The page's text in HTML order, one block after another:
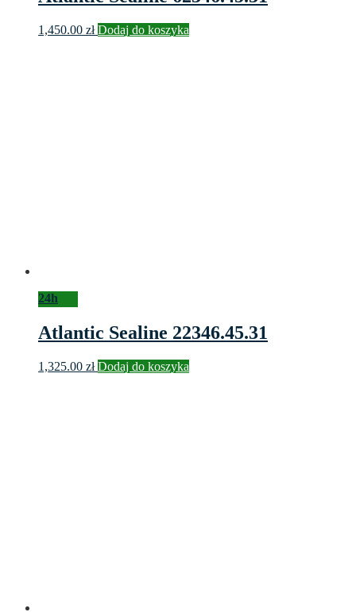
1,450.00 zł Dodaj do koszyka
24h
Atlantic Sealine 22346.45.31
1,325.00 zł Dodaj do koszyka